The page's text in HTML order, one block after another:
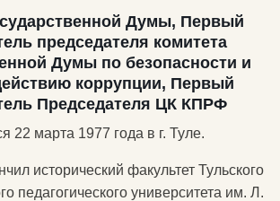
Думы, Первый
председателя комитета
Думы по безопасности и
коррупции, Первый
Председателя ЦК КПРФ
22 марта 1977 года в г. Туле.
исторический факультет Тульского
педагогического университета им. Л.